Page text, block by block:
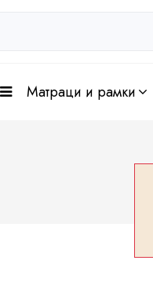
матраци и рамки